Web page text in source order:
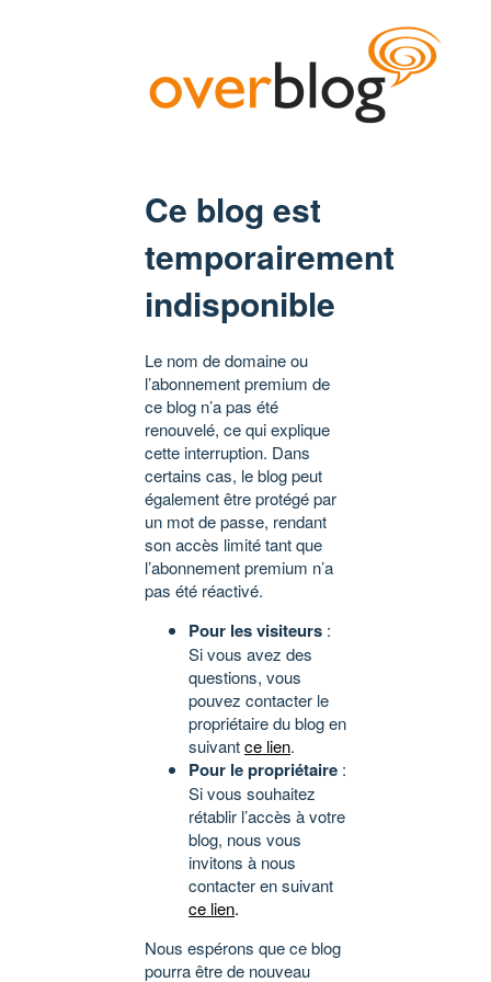
Ce blog est
temporairement
indisponible
Le nom de domaine ou
l’abonnement premium de
ce blog n’a pas été
renouvelé, ce qui explique
cette interruption. Dans
certains cas, le blog peut
également être protégé par
un mot de passe, rendant
son accès limité tant que
l’abonnement premium n’a
pas été réactivé.
Pour les visiteurs :
Si vous avez des
questions, vous
pouvez contacter le
propriétaire du blog en
suivantce lien.
Pour le propriétaire :
Si vous souhaitez
rétablir l’accès à votre
blog, nous vous
invitons à nous
contacter en suivant
ce lien.
Nous espérons que ce blog
pourra être de nouveau